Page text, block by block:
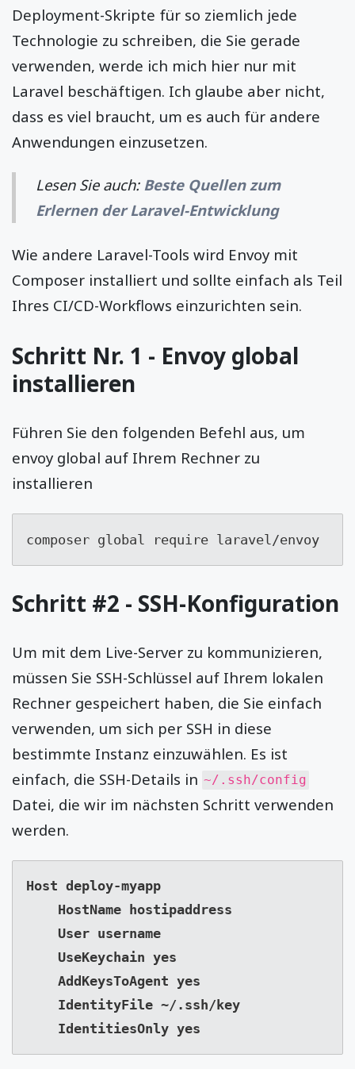
Deployment-Skripte für so ziemlich jede
Technologie zu schreiben, die Sie gerade
verwenden, werde ich mich hier nur mit
Laravel beschäftigen. Ich glaube aber nicht,
dass es viel braucht, um es auch für andere
Anwendungen einzusetzen.
Lesen Sie auch: Beste Quellen zum
Erlernen der Laravel-Entwicklung
Wie andere Laravel-Tools wird Envoy mit
Composer installiert und sollte einfach als Teil
Ihres CI/CD-Workflows einzurichten sein.
Schritt Nr. 1 - Envoy global
installieren
Führen Sie den folgenden Befehl aus, um
envoy global auf Ihrem Rechner zu
installieren
composer global require laravel/envoy
Schritt #2 - SSH-Konfiguration
Um mit dem Live-Server zu kommunizieren,
müssen Sie SSH-Schlüssel auf Ihrem lokalen
Rechner gespeichert haben, die Sie einfach
verwenden, um sich per SSH in diese
bestimmte Instanz einzuwählen. Es ist
einfach, die SSH-Details in ~/.ssh/config
Datei, die wir im nächsten Schritt verwenden
werden.
Host deploy-myapp
    IdentitiesOnly yes